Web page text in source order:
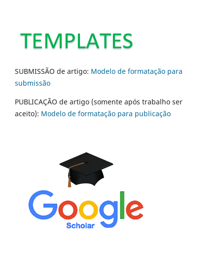
SUBMISSÃO de artigo: Modelo de formatação para
submissão
PUBLICAÇÃO de artigo (somente após trabalho ser
aceito): Modelo de formatação para publicação